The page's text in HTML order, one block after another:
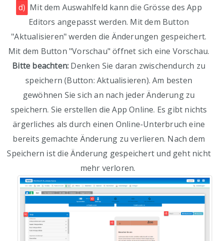
d) Mit dem Auswahlfeld kann die Grösse des App
Editors angepasst werden. Mit dem Button
"Aktualisieren" werden die Änderungen gespeichert.
Mit dem Button "Vorschau" öffnet sich eine Vorschau.
Bitte beachten: Denken Sie daran zwischendurch zu
speichern (Button: Aktualisieren). Am besten
gewöhnen Sie sich an nach jeder Änderung zu
speichern. Sie erstellen die App Online. Es gibt nichts
ärgerliches als durch einen Online-Unterbruch eine
bereits gemachte Änderung zu verlieren. Nach dem
Speichern ist die Änderung gespeichert und geht nicht
mehr verloren.